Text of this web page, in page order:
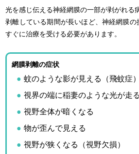
光を感じ伝える神経網膜の一部が剥がれる
剥離している期間が長いほど、神経網膜の
すぐに治療を受ける必要があります。
網膜剥離の症状
蚊のような影が見える（飛蚊症）
視界の端に稲妻のような光が走
視野全体が暗くなる
物が歪んで見える
視野が狭くなる（視野欠損）